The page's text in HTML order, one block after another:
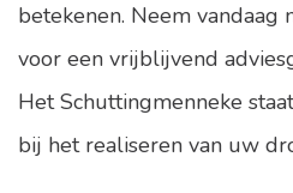
betekenen. Neem vandaag
voor een vrijblijvend
Het Schuttingmenneke
bij het realiseren van uw